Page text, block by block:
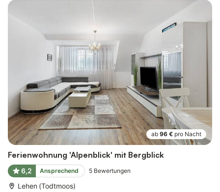
ab 96 € pro Nacht
Ferienwohnung 'Alpenblick' mit Bergblick
6,2 Ansprechend 5 Bewertungen
Lehen (Todtmoos)